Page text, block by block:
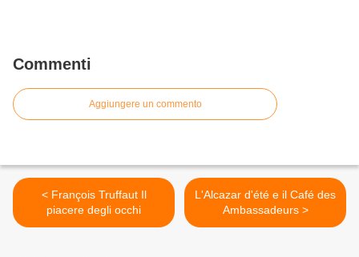
Commenti
Aggiungere un commento
< François Truffaut Il
piacere degli occhi
L'Alcazar d'été e il Café des
Ambassadeurs >